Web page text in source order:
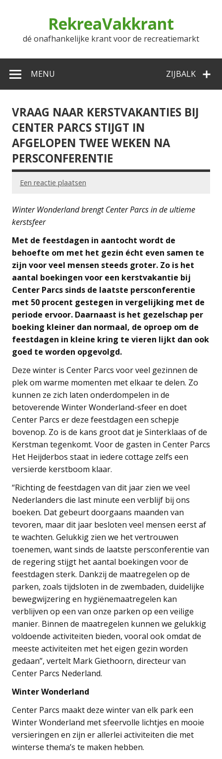
RekreaVakkrant
dé onafhankelijke krant voor de recreatiemarkt
ZIJBALK
MENU
VRAAG NAAR KERSTVAKANTIES BIJ
CENTER PARCS STIJGT IN
AFGELOPEN TWEE WEKEN NA
PERSCONFERENTIE
Een reactie plaatsen
Winter Wonderland brengt Center Parcs in de ultieme
kerstsfeer
Met de feestdagen in aantocht wordt de
behoefte om met het gezin écht even samen te
zijn voor veel mensen steeds groter. Zo is het
aantal boekingen voor een kerstvakantie bij
Center Parcs sinds de laatste persconferentie
met 50 procent gestegen in vergelijking met de
periode ervoor. Daarnaast is het gezelschap per
boeking kleiner dan normaal, de oproep om de
feestdagen in kleine kring te vieren lijkt dan ook
goed te worden opgevolgd.
Deze winter is Center Parcs voor veel gezinnen de
plek om warme momenten met elkaar te delen. Zo
kunnen ze zich laten onderdompelen in de
betoverende Winter Wonderland-sfeer en doet
Center Parcs er deze feestdagen een schepje
bovenop. Zo is de kans groot dat je Sinterklaas of de
Kerstman tegenkomt. Voor de gasten in Center Parcs
Het Heijderbos staat in iedere cottage zelfs een
versierde kerstboom klaar.
“Richting de feestdagen van dit jaar zien we veel
Nederlanders die last minute een verblijf bij ons
boeken. Dat gebeurt doorgaans maanden van
tevoren, maar dit jaar besloten veel mensen eerst af
te wachten. Gelukkig zien we het vertrouwen
toenemen, want sinds de laatste persconferentie van
de regering stijgt het aantal boekingen voor de
feestdagen sterk. Dankzij de maatregelen op de
parken, zoals tijdsloten in de zwembaden, duidelijke
bewegwijzering en hygiënemaatregelen kan
verblijven op een van onze parken op een veilige
manier. Binnen de maatregelen kunnen we gelukkig
voldoende activiteiten bieden, vooral ook omdat de
meeste activiteiten met het eigen gezin worden
gedaan”, vertelt Mark Giethoorn, directeur van
Center Parcs Nederland.
Winter Wonderland
Center Parcs maakt deze winter van elk park een
Winter Wonderland met sfeervolle lichtjes en mooie
versieringen en zijn er allerlei activiteiten die met
winterse thema’s te maken hebben.